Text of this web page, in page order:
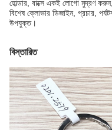
হোল্ডার, বাক্সে একই লোগো মুদ্রণ
বিশেষ ক্লোভার ডিজাইন, প্রচার,
উপযুক্ত।
বিস্তারিত